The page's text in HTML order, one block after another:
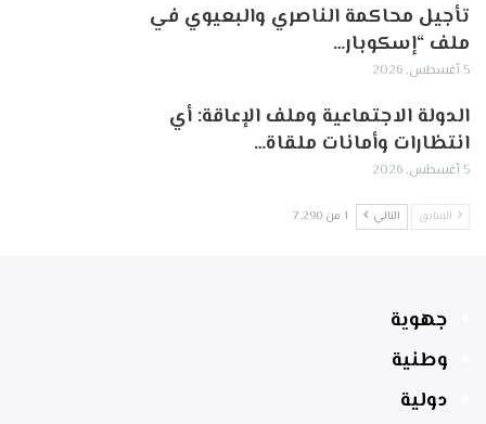
تأجيل محاكمة الناصري والبعيوي في
ملف “إسكوبار…
5 أغسطس, 2026
الدولة الاجتماعية وملف الإعاقة: أي
انتظارات وأمانات ملقاة…
5 أغسطس, 2026
السابق التالي 1 من 7٬290
جهوية
وطنية
دولية